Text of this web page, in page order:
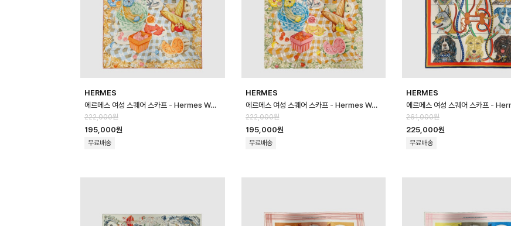
HERMES
에르메스 여성 스퀘어 스카프 - Hermes Womens Square Scarf - acc…
222,000원
195,000원
무료배송
HERMES
에르메스 여성 스퀘어 스카프 - Hermes Womens Square Scarf - acc…
222,000원
195,000원
무료배송
HERMES
261,000원
225,000원
무료배송